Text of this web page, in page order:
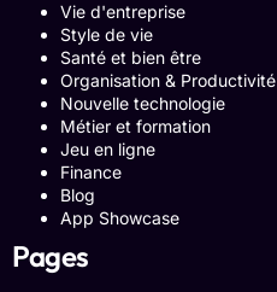
Vie d'entreprise
Style de vie
Santé et bien être
Organisation & Productivité
Nouvelle technologie
Métier et formation
Jeu en ligne
Finance
Blog
App Showcase
Pages